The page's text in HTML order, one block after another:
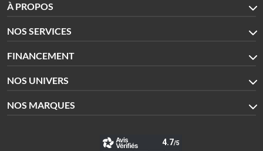
À PROPOS
NOS SERVICES
FINANCEMENT
NOS UNIVERS
NOS MARQUES